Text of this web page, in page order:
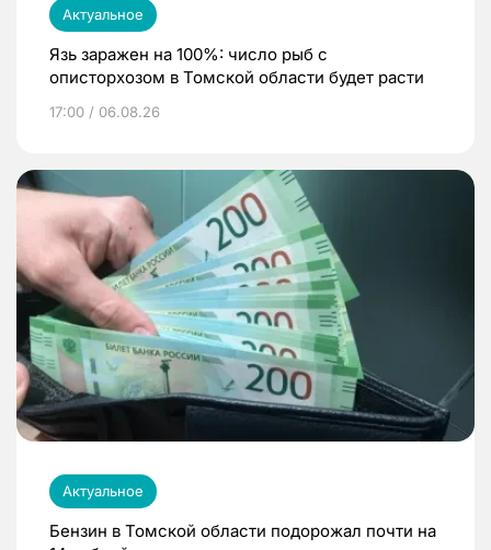
Актуальное
Язь заражен на 100%: число рыб с
описторхозом в Томской области будет расти
17:00 / 06.08.26
Актуальное
Бензин в Томской области подорожал почти на